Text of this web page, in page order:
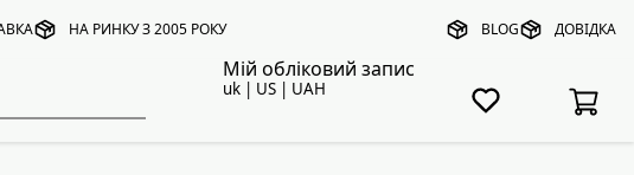
НА РИНКУ З 2005 РОКУ BLOG ДОВІДКА
Мій обліковий запис
uk | US | UAH